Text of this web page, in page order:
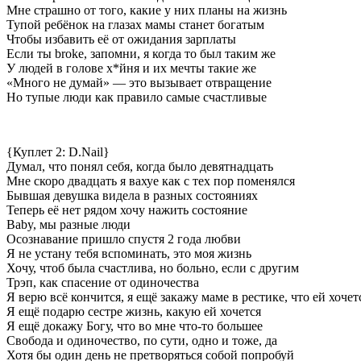
Мне страшно от того, какие у них планы на жизнь
Тупой ребёнок на глазах мамы станет богатым
Чтобы избавить её от ожидания зарплаты
Если ты broke, запомни, я когда то был таким же
У людей в голове х*йня и их мечты такие же
«Много не думай» — это вызывает отвращение
Но тупые люди как правило самые счастливые
{Куплет 2: D.Nail}
Думал, что понял себя, когда было девятнадцать
Мне скоро двадцать я вахуе как с тех пор поменялся
Бывшая девушка видела в разных состояниях
Теперь её нет рядом хочу нажить состояние
Baby, мы разные люди
Осознавание пришло спустя 2 года любви
Я не устану тебя вспоминать, это моя жизнь
Хочу, чтоб была счастлива, но больно, если с другим
Трэп, как спасение от одиночества
Я верю всё кончится, я ещё закажу маме в рестике, что ей
Я ещё подарю сестре жизнь, какую ей хочется
Я ещё докажу Богу, что во мне что-то большее
Свобода и одиночество, по сути, одно и тоже, да
Хотя бы один день не претворяться собой попробуй